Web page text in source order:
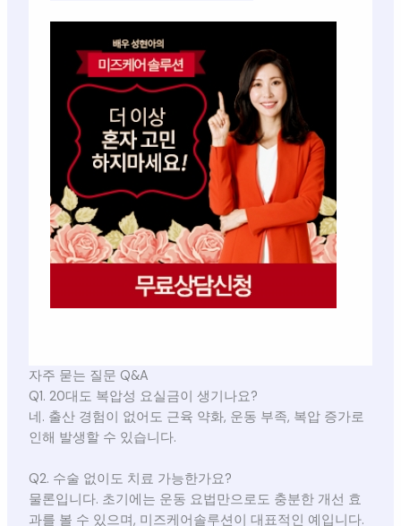
자주 묻는 질문 Q&A
Q1. 20대도 복압성 요실금이 생기나요?
네. 출산 경험이 없어도 근육 약화, 운동 부족, 복압 증가로
인해 발생할 수 있습니다.
Q2. 수술 없이도 치료 가능한가요?
물론입니다. 초기에는 운동 요법만으로도 충분한 개선 효
과를 볼 수 있으며, 미즈케어솔루션이 대표적인 예입니다.